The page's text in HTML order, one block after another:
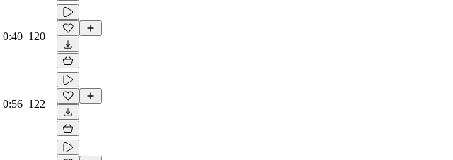
0:40 120
0:56 122